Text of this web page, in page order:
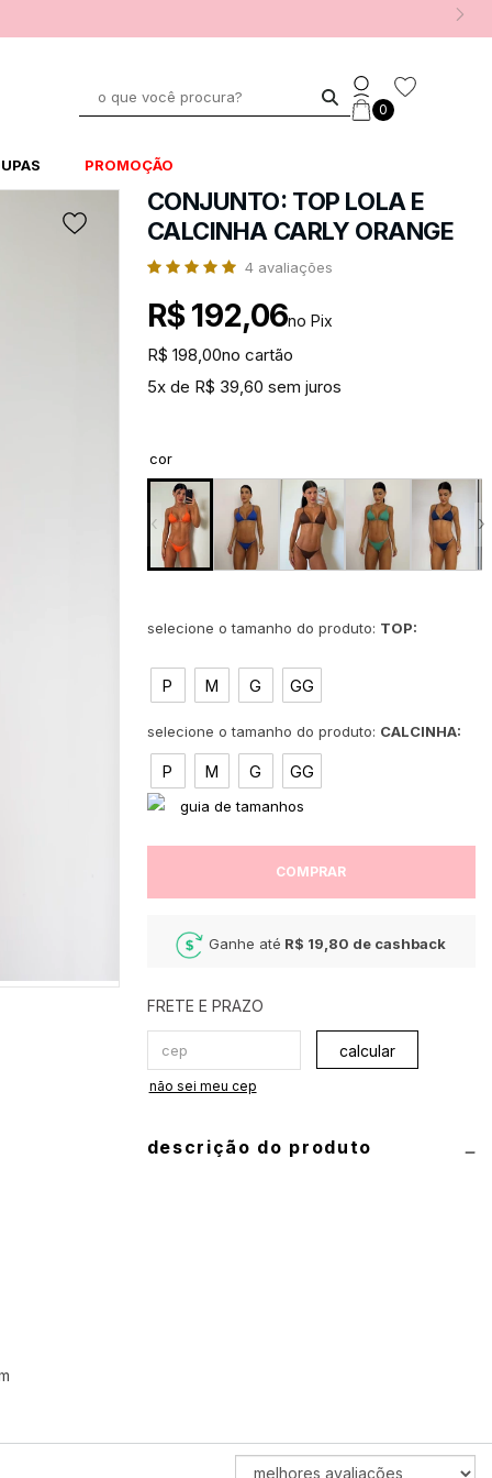
0
PROMOÇÃO
CONJUNTO: TOP LOLA E
CALCINHA CARLY ORANGE
4 avaliações
R$ 192,06no Pix
R$ 198,00no cartão
5x de R$ 39,60 sem juros
cor
‹ ›
TOP:
P M G GG
CALCINHA:
P M G GG
COMPRAR
Ganhe até R$ 19,80 de cashback
calcular
não sei meu cep
descrição do produto
top:P 40•M 42•G 44•GG 46
P 34/36•M 38/40•G
ORDENAR